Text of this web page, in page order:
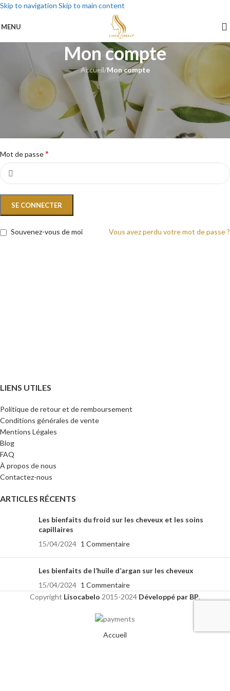
Skip to navigation Skip to main content
MENU
Mon compte
Accueil/Mon compte
Se connecter
Identifiant ou e-mail *
Mot de passe*
SE CONNECTER
Vous avez perdu votre mot de passe ?
Souvenez-vous de moi
LIENS UTILES
Politique de retour et de remboursement
Conditions générales de vente
Mentions Légales
Blog
FAQ
À propos de nous
Contactez-nous
ARTICLES RÉCENTS
Les bienfaits du froid sur les cheveux et les soins
capillaires
15/04/2024 1 Commentaire
Les bienfaits de l’huile d’argan sur les cheveux
15/04/2024 1 Commentaire
Copyright Lisocabelo 2015-2024 Développé par BP.
Accueil